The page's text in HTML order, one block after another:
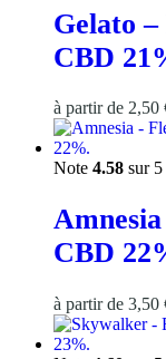
Gelato
CBD
à partir de 2,50
Note 4.58 sur 5
CBD
à partir de 3,50